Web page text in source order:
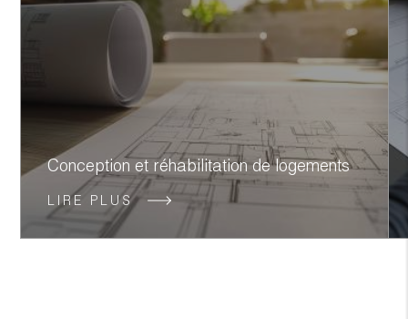
Conception et réhabilitation de logements
LIRE PLUS